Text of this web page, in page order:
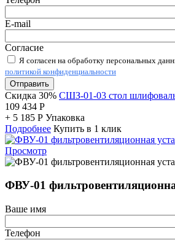
E-mail
Согласие
Я согласен на обработку персональных
политикой конфиденциальности
Отправить
Скидка 30% СШЗ-01-03 стол
109 434 Р
+ 5 185 Р Упаковка
Подробнее Купить в 1 клик
Просмотр
ФВУ-01
Ваше имя
Телефон